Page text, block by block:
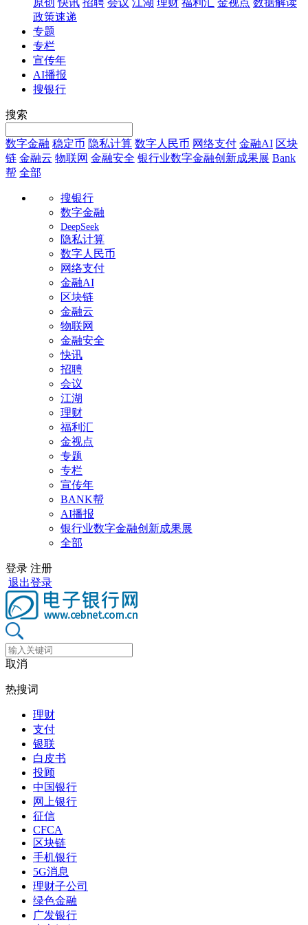
政策速递
专题
专栏
宣传年
AI播报
搜银行
搜索
数字金融 稳定币 隐私计算 数字人民币 网络支付 金融AI 区块
链 金融云 物联网 金融安全 银行业数字金融创新成果展 Bank
帮 全部
搜银行
数字金融
DeepSeek
隐私计算
数字人民币
网络支付
金融AI
区块链
金融云
物联网
金融安全
快讯
招聘
会议
江湖
理财
福利汇
金视点
专题
专栏
宣传年
BANK帮
AI播报
银行业数字金融创新成果展
全部
登录 注册
退出登录
取消
热搜词
理财
支付
银联
白皮书
投顾
中国银行
网上银行
征信
CFCA
区块链
手机银行
5G消息
理财子公司
绿色金融
广发银行